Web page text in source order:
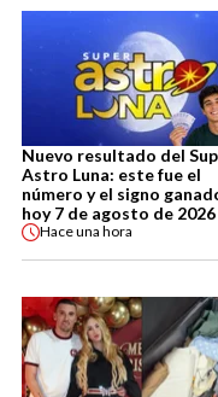
Nuevo resultado del
Astro Luna: este fue el
número y el signo
hoy 7 de agosto de 2026
Haceuna hora